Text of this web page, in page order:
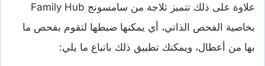
علاوة على ذلك تتميز ثلاجة من سامسونج Family Hub
بخاصية الفحص الذاتي، أي يمكنها ضبطها لتقوم بفحص ما
بها من أعطال، ويمكنك تطبيق ذلك باتباع ما يلي: